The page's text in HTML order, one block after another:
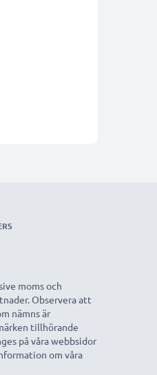
moms och
Observera att
nämns är
tillhörande
på våra webbsidor
om våra